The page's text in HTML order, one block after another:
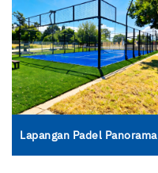
Lapangan Padel Panorama